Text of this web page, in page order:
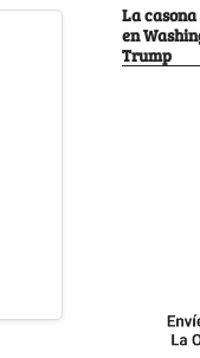
La
en
Trump